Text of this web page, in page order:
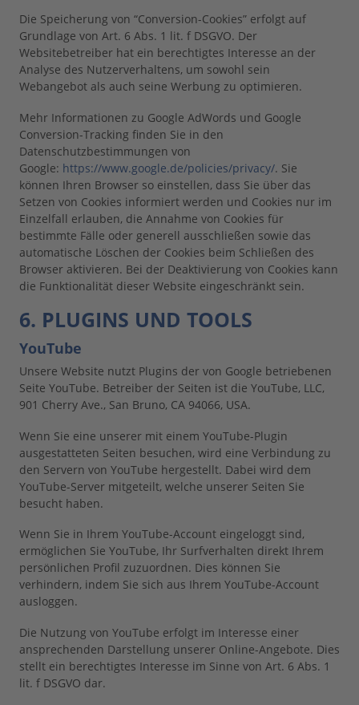
Die Speicherung von “Conversion-Cookies” erfolgt auf
Grundlage von Art. 6 Abs. 1 lit. f DSGVO. Der
Websitebetreiber hat ein berechtigtes Interesse an der
Analyse des Nutzerverhaltens, um sowohl sein
Webangebot als auch seine Werbung zu optimieren.
Mehr Informationen zu Google AdWords und Google
Conversion-Tracking finden Sie in den
Datenschutzbestimmungen von
Google: https://www.google.de/policies/privacy/. Sie
können Ihren Browser so einstellen, dass Sie über das
Setzen von Cookies informiert werden und Cookies nur im
Einzelfall erlauben, die Annahme von Cookies für
bestimmte Fälle oder generell ausschließen sowie das
automatische Löschen der Cookies beim Schließen des
Browser aktivieren. Bei der Deaktivierung von Cookies kann
die Funktionalität dieser Website eingeschränkt sein.
6. PLUGINS UND TOOLS
YouTube
Unsere Website nutzt Plugins der von Google betriebenen
Seite YouTube. Betreiber der Seiten ist die YouTube, LLC,
901 Cherry Ave., San Bruno, CA 94066, USA.
Wenn Sie eine unserer mit einem YouTube-Plugin
ausgestatteten Seiten besuchen, wird eine Verbindung zu
den Servern von YouTube hergestellt. Dabei wird dem
YouTube-Server mitgeteilt, welche unserer Seiten Sie
besucht haben.
Wenn Sie in Ihrem YouTube-Account eingeloggt sind,
ermöglichen Sie YouTube, Ihr Surfverhalten direkt Ihrem
persönlichen Profil zuzuordnen. Dies können Sie
verhindern, indem Sie sich aus Ihrem YouTube-Account
ausloggen.
Die Nutzung von YouTube erfolgt im Interesse einer
ansprechenden Darstellung unserer Online-Angebote. Dies
stellt ein berechtigtes Interesse im Sinne von Art. 6 Abs. 1
lit. f DSGVO dar.